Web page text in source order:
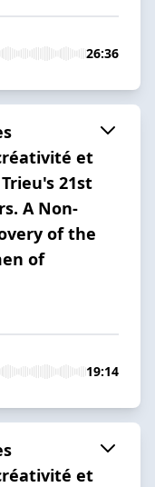
26:36
et
21st
A Non-
of the
of
19:14
et